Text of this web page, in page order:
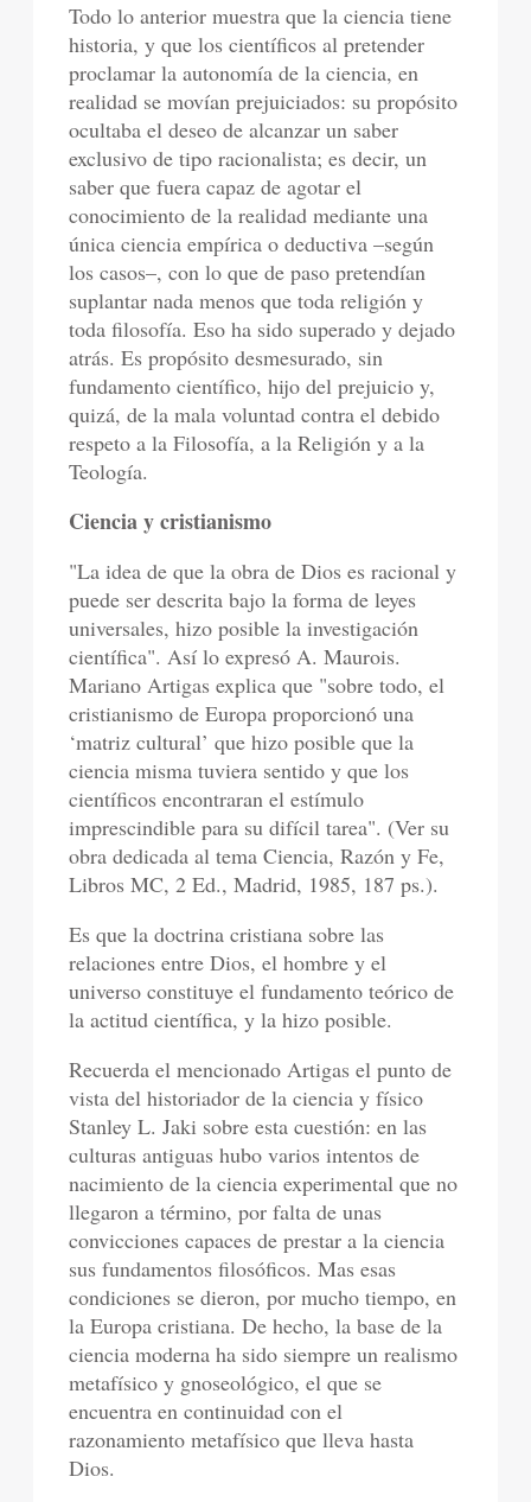
Todo lo anterior muestra que la ciencia tiene
historia, y que los científicos al pretender
proclamar la autonomía de la ciencia, en
realidad se movían prejuiciados: su propósito
ocultaba el deseo de alcanzar un saber
exclusivo de tipo racionalista; es decir, un
saber que fuera capaz de agotar el
conocimiento de la realidad mediante una
única ciencia empírica o deductiva –según
los casos–, con lo que de paso pretendían
suplantar nada menos que toda religión y
toda filosofía. Eso ha sido superado y dejado
atrás. Es propósito desmesurado, sin
fundamento científico, hijo del prejuicio y,
quizá, de la mala voluntad contra el debido
respeto a la Filosofía, a la Religión y a la
Teología.
Ciencia y cristianismo
"La idea de que la obra de Dios es racional y
puede ser descrita bajo la forma de leyes
universales, hizo posible la investigación
científica". Así lo expresó A. Maurois.
Mariano Artigas explica que "sobre todo, el
cristianismo de Europa proporcionó una
‘matriz cultural’ que hizo posible que la
ciencia misma tuviera sentido y que los
científicos encontraran el estímulo
imprescindible para su difícil tarea". (Ver su
obra dedicada al tema Ciencia, Razón y Fe,
Libros MC, 2 Ed., Madrid, 1985, 187 ps.).
Es que la doctrina cristiana sobre las
relaciones entre Dios, el hombre y el
universo constituye el fundamento teórico de
la actitud científica, y la hizo posible.
Recuerda el mencionado Artigas el punto de
vista del historiador de la ciencia y físico
Stanley L. Jaki sobre esta cuestión: en las
culturas antiguas hubo varios intentos de
nacimiento de la ciencia experimental que no
llegaron a término, por falta de unas
convicciones capaces de prestar a la ciencia
sus fundamentos filosóficos. Mas esas
condiciones se dieron, por mucho tiempo, en
la Europa cristiana. De hecho, la base de la
ciencia moderna ha sido siempre un realismo
metafísico y gnoseológico, el que se
encuentra en continuidad con el
razonamiento metafísico que lleva hasta
Dios.